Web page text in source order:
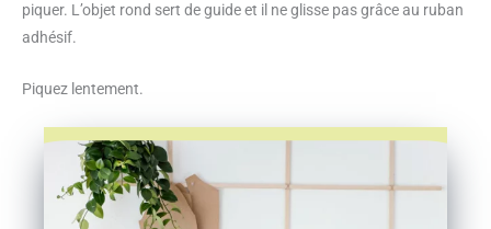
piquer. L’objet rond sert de guide et il ne glisse pas grâce au ruban
adhésif.
Piquez lentement.